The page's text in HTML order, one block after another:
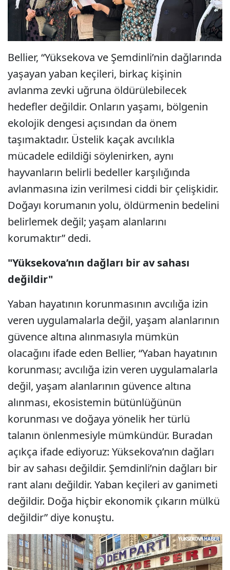
Bellier, “Yüksekova ve Şemdinli’nin dağlarında
yaşayan yaban keçileri, birkaç kişinin
avlanma zevki uğruna öldürülebilecek
hedefler değildir. Onların yaşamı, bölgenin
ekolojik dengesi açısından da önem
taşımaktadır. Üstelik kaçak avcılıkla
mücadele edildiği söylenirken, aynı
hayvanların belirli bedeller karşılığında
avlanmasına izin verilmesi ciddi bir çelişkidir.
Doğayı korumanın yolu, öldürmenin bedelini
belirlemek değil; yaşam alanlarını
korumaktır” dedi.
"Yüksekova’nın dağları bir av sahası
değildir"
Yaban hayatının korunmasının avcılığa izin
veren uygulamalarla değil, yaşam alanlarının
güvence altına alınmasıyla mümkün
olacağını ifade eden Bellier, “Yaban hayatının
korunması; avcılığa izin veren uygulamalarla
değil, yaşam alanlarının güvence altına
alınması, ekosistemin bütünlüğünün
korunması ve doğaya yönelik her türlü
talanın önlenmesiyle mümkündür. Buradan
açıkça ifade ediyoruz: Yüksekova’nın dağları
bir av sahası değildir. Şemdinli’nin dağları bir
rant alanı değildir. Yaban keçileri av ganimeti
değildir. Doğa hiçbir ekonomik çıkarın mülkü
değildir” diye konuştu.